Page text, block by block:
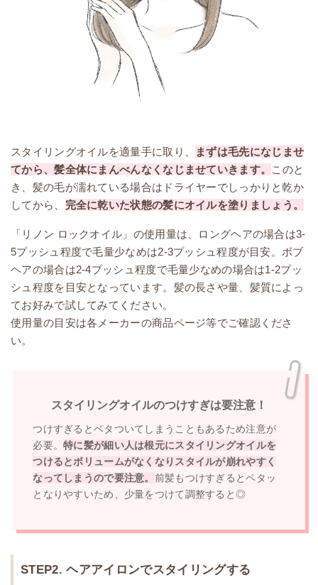
スタイリングオイルを適量手に取り、
まずは毛先になじませ
てから、髪全体にまんべんなくなじませていきます。
このと
き、髪の毛が濡れている場合はドライヤーでしっかりと乾か
してから、 完全に乾いた状態の髪にオイルを塗りましょう。
「リノン ロックオイル」の使用量は、ロングヘアの場合は3-
5プッシュ程度で毛量少なめは2-3プッシュ程度が目安。ボブ
ヘアの場合は2-4プッシュ程度で毛量少なめの場合は1-2プッ
シュ程度を目安となっています。髪の長さや量、髪質によっ
てお好みで試してみてください。
使用量の目安は各メーカーの商品ページ等でご確認くださ
い。
スタイリングオイルのつけすぎは要注意！
つけすぎるとベタついてしまうこともあるため注意が
必要。特に髪が細い人は根元にスタイリングオイルを
つけるとボリュームがなくなりスタイルが崩れやすく
なってしまうので要注意。 前髪もつけすぎるとペタッ
となりやすいため、少量をつけて調整すると◎
STEP2. ヘアアイロンでスタイリングする